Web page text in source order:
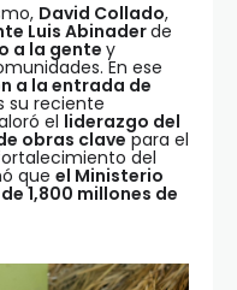
David Collado,
Luis Abinaderde
a la gentey
En ese
a la entrada de
su reciente
el liderazgo del
obras clavepara el
del
que el Ministerio
1,800 millones de